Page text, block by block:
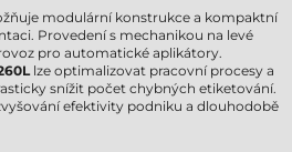
modulární konstrukce a kompaktní
Provedení s mechanikou na levé
pro automatické aplikátory.
lze optimalizovat pracovní procesy a
snížit počet chybných etiketování.
efektivity podniku a dlouhodobě